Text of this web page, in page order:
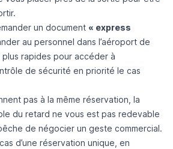
un document « express
au personnel dans l’aéroport de
rapides pour accéder à
de sécurité en priorité le cas
pas à la même réservation, la
du retard ne vous est pas redevable
de négocier un geste commercial.
d’une réservation unique, en